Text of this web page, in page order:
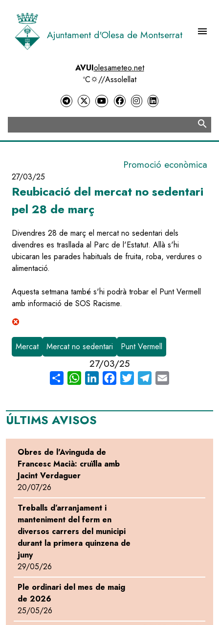
contingut
Ajuntament d'Olesa de Montserrat menu
AVUIolesameteo.net
ºC
//Assolellat
search
Promoció econòmica
27/03/25
Reubicació del mercat no sedentari
pel 28 de març
Divendres 28 de març el mercat no sedentari dels
divendres es trasllada al Parc de l'Estatut. Allà s'hi
ubicaran les parades habituals de fruita, roba, verdures o
alimentació.
Aquesta setmana també s'hi podrà trobar el Punt Vermell
amb informació de SOS Racisme.
Mercat Mercat no sedentari Punt Vermell
27/03/25
Share WhatsAppLinkedInFacebook
Twitter Telegram
ÚLTIMS AVISOS
Obres de l'Avinguda de
Francesc Macià: cruïlla amb
Jacint Verdaguer
20/07/26
Treballs d’arranjament i
manteniment del ferm en
diversos carrers del municipi
durant la primera quinzena de
juny
29/05/26
Ple ordinari del mes de maig
de 2026
25/05/26